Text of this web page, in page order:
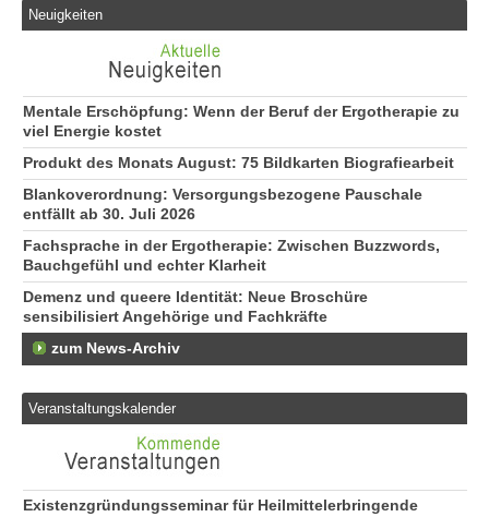
Neuigkeiten
Mentale Erschöpfung: Wenn der Beruf der Ergotherapie zu
viel Energie kostet
Produkt des Monats August: 75 Bildkarten Biografiearbeit
Blankoverordnung: Versorgungsbezogene Pauschale
entfällt ab 30. Juli 2026
Fachsprache in der Ergotherapie: Zwischen Buzzwords,
Bauchgefühl und echter Klarheit
Demenz und queere Identität: Neue Broschüre
sensibilisiert Angehörige und Fachkräfte
zum News-Archiv
Veranstaltungskalender
Existenzgründungsseminar für Heilmittelerbringende